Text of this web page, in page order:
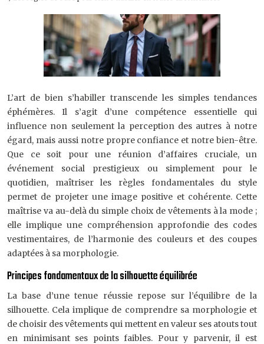
L’art de bien s’habiller transcende les simples tendances
éphémères. Il s’agit d’une compétence essentielle qui
influence non seulement la perception des autres à notre
égard, mais aussi notre propre confiance et notre bien-être.
Que ce soit pour une réunion d’affaires cruciale, un
événement social prestigieux ou simplement pour le
quotidien, maîtriser les règles fondamentales du style
permet de projeter une image positive et cohérente. Cette
maîtrise va au-delà du simple choix de vêtements à la mode ;
elle implique une compréhension approfondie des codes
vestimentaires, de l’harmonie des couleurs et des coupes
adaptées à sa morphologie.
Principes fondamentaux de la silhouette équilibrée
La base d’une tenue réussie repose sur l’équilibre de la
silhouette. Cela implique de comprendre sa morphologie et
de choisir des vêtements qui mettent en valeur ses atouts tout
en minimisant ses points faibles. Pour y parvenir, il est